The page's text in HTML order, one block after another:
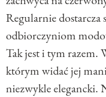
Regularnie
odbiorczyniom
Tak jest i tym razem.
którym widać jej
niezwykle elegancki.